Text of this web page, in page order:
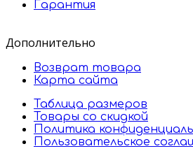
Гарантия
Дополнительно
Возврат товара
Карта сайта
Таблица размеров
Товары со скидкой
Политика
Пользовательское